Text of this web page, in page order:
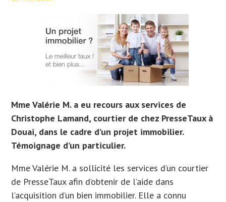
Mme Valérie M. a eu recours aux services de
Christophe Lamand, courtier de chez PresseTaux à
Douai, dans le cadre d’un projet immobilier.
Témoignage d’un particulier.
Mme Valérie M. a sollicité les services d’un courtier
de PresseTaux afin d’obtenir de l’aide dans
l’acquisition d’un bien immobilier. Elle a connu